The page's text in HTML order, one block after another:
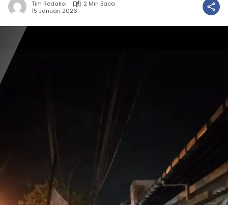
Tim Redaksi
2 Min Baca
15 Januari 2026